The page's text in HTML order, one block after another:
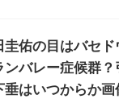
圭佑の目はバセド
ンバレー症候群
垂はいつからか画